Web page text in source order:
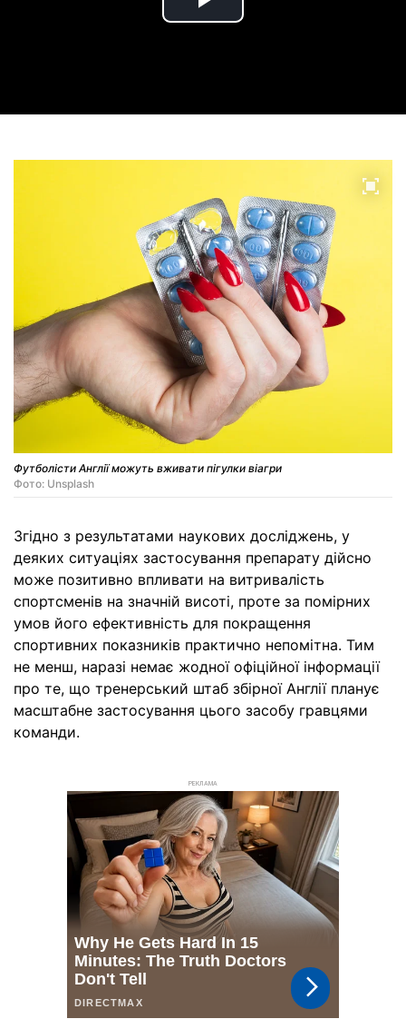
Play
Футболісти Англії можуть вживати пігулки віагри
Фото: Unsplash
Згідно з результатами наукових досліджень, у
деяких ситуаціях застосування препарату дійсно
може позитивно впливати на витривалість
спортсменів на значній висоті, проте за помірних
умов його ефективність для покращення
спортивних показників практично непомітна. Тим
не менш, наразі немає жодної офіційної інформації
про те, що тренерський штаб збірної Англії планує
масштабне застосування цього засобу гравцями
команди.
РЕКЛАМА